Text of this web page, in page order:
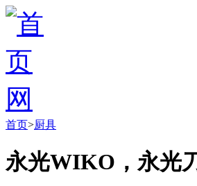
首页>厨具
永光WIKO，永光